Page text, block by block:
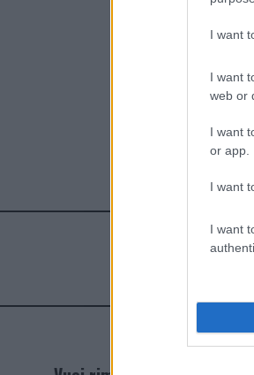
I want
I want
web or
I want
or app.
I want
I want